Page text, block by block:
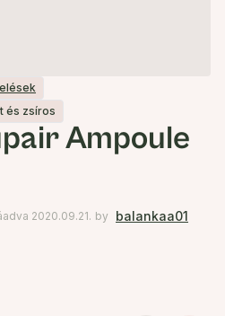
és zsíros
Ampoule
2020.09.21. by balankaa01